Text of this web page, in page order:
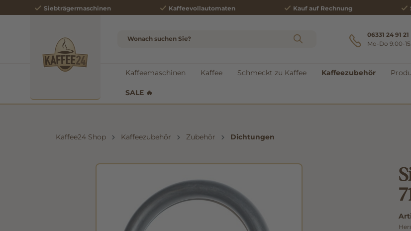
springen Zur Hauptnavigation springen
Siebträgermaschinen Kaffeevollautomaten Kauf auf Rechnung
06331 24 91 21
Mo-Do 9:00-
Kaffeemaschinen Kaffee Schmeckt zu Kaffee Kaffeezubehör
SALE 🔥
Kaffee24 Shop Kaffeezubehör Zubehör Dichtungen